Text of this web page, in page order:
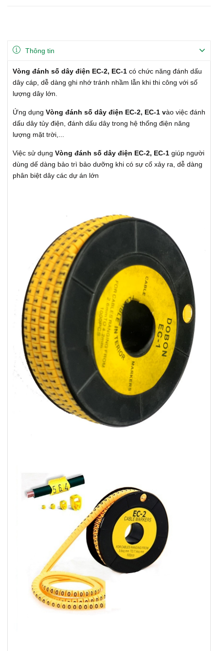
Thông tin
Vòng đánh số dây điện EC-2, EC-1 có chức năng đánh dấu
dây cáp, dễ dàng ghi nhớ tránh nhầm lẫn khi thi công với số
lượng dây lớn.
Ứng dụng Vòng đánh số dây điện EC-2, EC-1 vào việc đánh
dấu dây tủy điện, đánh dấu dây trong hệ thống điện năng
lượng mặt trời,...
Việc sử dụng Vòng đánh số dây điện EC-2, EC-1 giúp người
dùng dế dàng bảo trì bảo dưỡng khi có sự cố xảy ra, dễ dàng
phân biệt dây các dự án lớn